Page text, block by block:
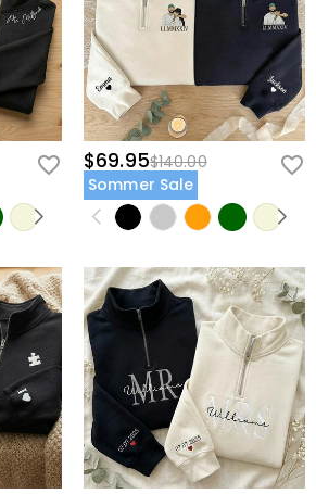
$69.95$140.00
Sommer Sale